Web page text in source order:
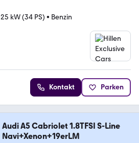
25 kW (34 PS) • Benzin
Kontakt Parken
Audi A5 Cabriolet 1.8TFSI S-Line
Navi+Xenon+19erLM